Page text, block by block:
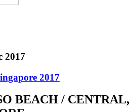
2017
2017
BEACH / CENTRAL,